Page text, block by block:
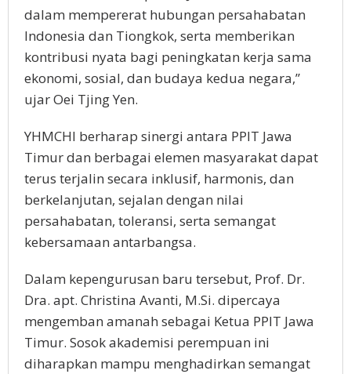
dalam mempererat hubungan persahabatan
Indonesia dan Tiongkok, serta memberikan
kontribusi nyata bagi peningkatan kerja sama
ekonomi, sosial, dan budaya kedua negara,”
ujar Oei Tjing Yen.
YHMCHI berharap sinergi antara PPIT Jawa
Timur dan berbagai elemen masyarakat dapat
terus terjalin secara inklusif, harmonis, dan
berkelanjutan, sejalan dengan nilai
persahabatan, toleransi, serta semangat
kebersamaan antarbangsa.
Dalam kepengurusan baru tersebut, Prof. Dr.
Dra. apt. Christina Avanti, M.Si. dipercaya
mengemban amanah sebagai Ketua PPIT Jawa
Timur. Sosok akademisi perempuan ini
diharapkan mampu menghadirkan semangat